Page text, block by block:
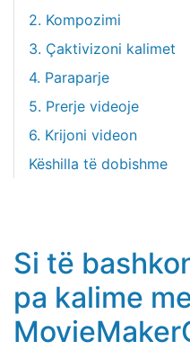
2. Kompozimi
3. Çaktivizoni kalimet
4. Paraparje
5. Prerje videoje
6. Krijoni videon
Këshilla të dobishme
Si të
pa kalime